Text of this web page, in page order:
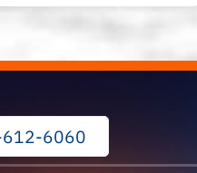
6060